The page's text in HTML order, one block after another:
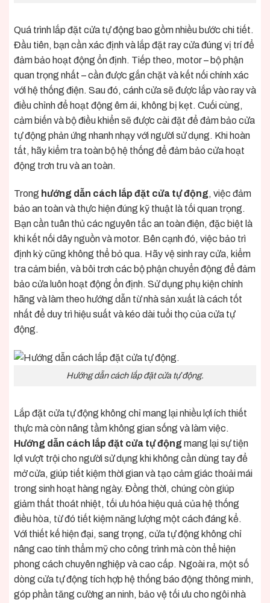
Quá trình lắp đặt cửa tự động bao gồm nhiều bước chi tiết.
Đầu tiên, bạn cần xác định và lắp đặt ray cửa đúng vị trí để
đảm bảo hoạt động ổn định. Tiếp theo, motor – bộ phận
quan trọng nhất – cần được gắn chặt và kết nối chính xác
với hệ thống điện. Sau đó, cánh cửa sẽ được lắp vào ray và
điều chỉnh để hoạt động êm ái, không bị kẹt. Cuối cùng,
cảm biến và bộ điều khiển sẽ được cài đặt để đảm bảo cửa
tự động phản ứng nhanh nhạy với người sử dụng. Khi hoàn
tất, hãy kiểm tra toàn bộ hệ thống để đảm bảo cửa hoạt
động trơn tru và an toàn.
Trong hướng dẫn cách lắp đặt cửa tự động, việc đảm
bảo an toàn và thực hiện đúng kỹ thuật là tối quan trọng.
Bạn cần tuân thủ các nguyên tắc an toàn điện, đặc biệt là
khi kết nối dây nguồn và motor. Bên cạnh đó, việc bảo trì
định kỳ cũng không thể bỏ qua. Hãy vệ sinh ray cửa, kiểm
tra cảm biến, và bôi trơn các bộ phận chuyển động để đảm
bảo cửa luôn hoạt động ổn định. Sử dụng phụ kiện chính
hãng và làm theo hướng dẫn từ nhà sản xuất là cách tốt
nhất để duy trì hiệu suất và kéo dài tuổi thọ của cửa tự
động.
Hướng dẫn cách lắp đặt cửa tự động.
Lắp đặt cửa tự động không chỉ mang lại nhiều lợi ích thiết
thực mà còn nâng tầm không gian sống và làm việc.
Hướng dẫn cách lắp đặt cửa tự động mang lại sự tiện
lợi vượt trội cho người sử dụng khi không cần dùng tay để
mở cửa, giúp tiết kiệm thời gian và tạo cảm giác thoải mái
trong sinh hoạt hàng ngày. Đồng thời, chúng còn giúp
giảm thất thoát nhiệt, tối ưu hóa hiệu quả của hệ thống
điều hòa, từ đó tiết kiệm năng lượng một cách đáng kể.
Với thiết kế hiện đại, sang trọng, cửa tự động không chỉ
nâng cao tính thẩm mỹ cho công trình mà còn thể hiện
phong cách chuyên nghiệp và cao cấp. Ngoài ra, một số
dòng cửa tự động tích hợp hệ thống báo động thông minh,
góp phần tăng cường an ninh, bảo vệ tối ưu cho ngôi nhà